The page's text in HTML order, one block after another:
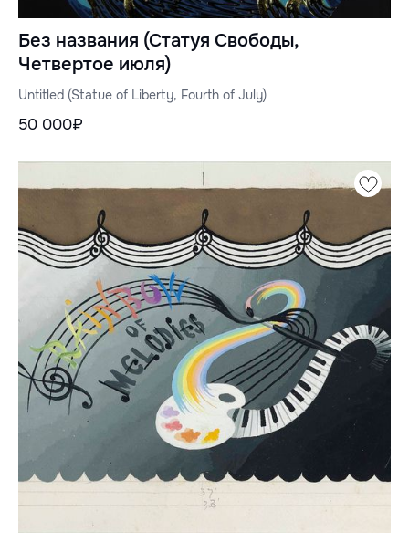
Без названия (Статуя Свободы,
Четвертое июля)
Untitled (Statue of Liberty, Fourth of July)
50 000₽